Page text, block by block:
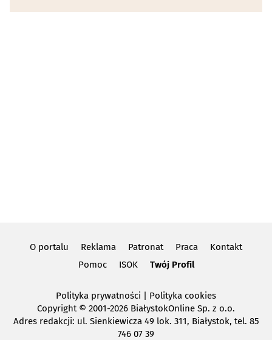
O portalu Reklama Patronat Praca
Kontakt
Pomoc
ISOK Twój Profil
Polityka prywatności | Polityka cookies
Copyright© 2001-2026 BiałystokOnline Sp. z o.o.
Adres redakcji: ul. Sienkiewicza 49 lok. 311, Białystok, tel. 85
746 07 39